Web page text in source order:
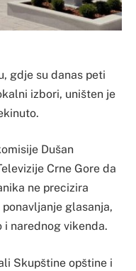
gdje su danas peti
izbori, uništen je
Dušan
Crne Gore da
ne precizira
glasanja,
narednog vikenda.
Skupštine opštine i